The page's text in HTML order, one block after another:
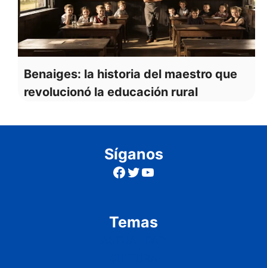
Benaiges: la historia del maestro que
revolucionó la educación rural
Síganos
Facebook
Twitter
YouTube
Temas